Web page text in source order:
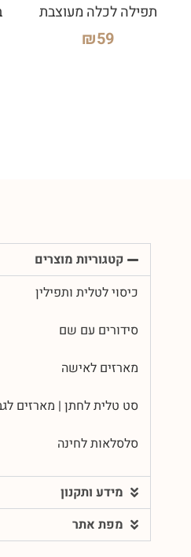
תפילה לכלה מעוצבת
₪59
קטגוריות מוצרים
כיסוי לטלית ותפילין
סידורים עם שם
מארזים לאישה
סט טלית לחתן | מארזים
סלסלאות לחינה
מידע ותקנון
מפת אתר